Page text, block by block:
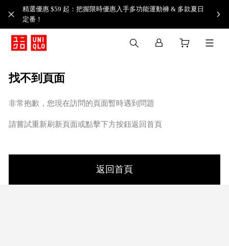
精選優惠 $59 起：把握限時優惠入手多功能運動褲 & 多款夏日
定番！​
找不到頁面
非常抱歉，您現在訪問的頁面暫時遇到問題
請嘗試重新刷新頁面或點擊下方按鈕返回首頁
返回首頁